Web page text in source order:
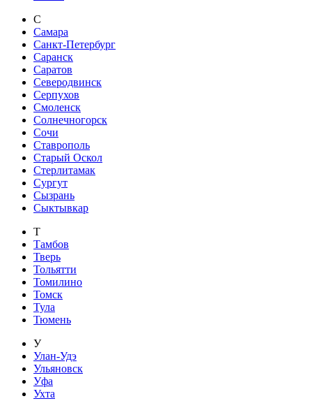
С
Самара
Санкт-Петербург
Саранск
Саратов
Северодвинск
Серпухов
Смоленск
Солнечногорск
Сочи
Ставрополь
Старый Оскол
Стерлитамак
Сургут
Сызрань
Сыктывкар
Т
Тамбов
Тверь
Тольятти
Томилино
Томск
Тула
Тюмень
У
Улан-Удэ
Ульяновск
Уфа
Ухта